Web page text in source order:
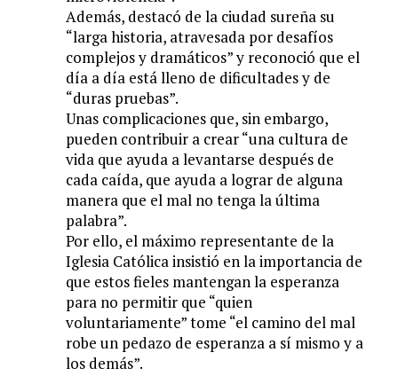
Además, destacó de la ciudad sureña su
“larga historia, atravesada por desafíos
complejos y dramáticos” y reconoció que el
día a día está lleno de dificultades y de
“duras pruebas”.
Unas complicaciones que, sin embargo,
pueden contribuir a crear “una cultura de
vida que ayuda a levantarse después de
cada caída, que ayuda a lograr de alguna
manera que el mal no tenga la última
palabra”.
Por ello, el máximo representante de la
Iglesia Católica insistió en la importancia de
que estos fieles mantengan la esperanza
para no permitir que “quien
voluntariamente” tome “el camino del mal
robe un pedazo de esperanza a sí mismo y a
los demás”.